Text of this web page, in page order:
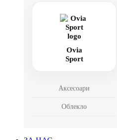
Ovia
Sport
Аксесоари
Облекло